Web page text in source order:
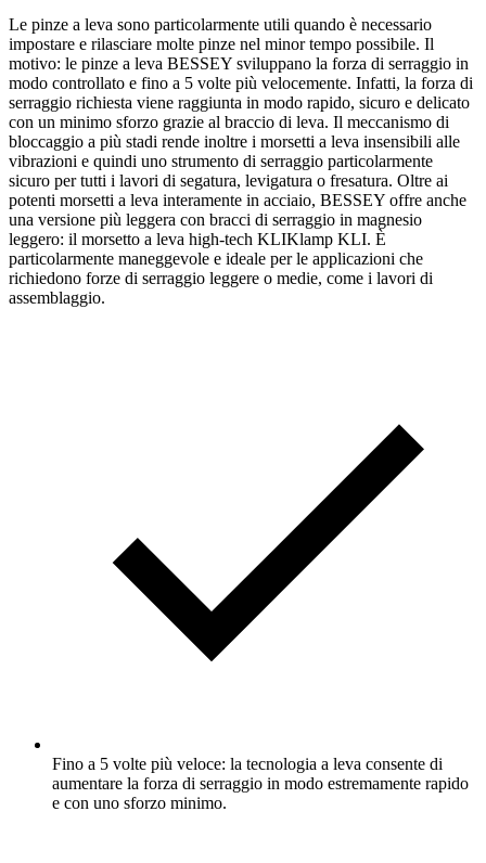
Le pinze a leva sono particolarmente utili quando è necessario
impostare e rilasciare molte pinze nel minor tempo possibile. Il
motivo: le pinze a leva BESSEY sviluppano la forza di serraggio in
modo controllato e fino a 5 volte più velocemente. Infatti, la forza di
serraggio richiesta viene raggiunta in modo rapido, sicuro e delicato
con un minimo sforzo grazie al braccio di leva. Il meccanismo di
bloccaggio a più stadi rende inoltre i morsetti a leva insensibili alle
vibrazioni e quindi uno strumento di serraggio particolarmente
sicuro per tutti i lavori di segatura, levigatura o fresatura. Oltre ai
potenti morsetti a leva interamente in acciaio, BESSEY offre anche
una versione più leggera con bracci di serraggio in magnesio
leggero: il morsetto a leva high-tech KLIKlamp KLI. È
particolarmente maneggevole e ideale per le applicazioni che
richiedono forze di serraggio leggere o medie, come i lavori di
assemblaggio.
Fino a 5 volte più veloce: la tecnologia a leva consente di
aumentare la forza di serraggio in modo estremamente rapido
e con uno sforzo minimo.